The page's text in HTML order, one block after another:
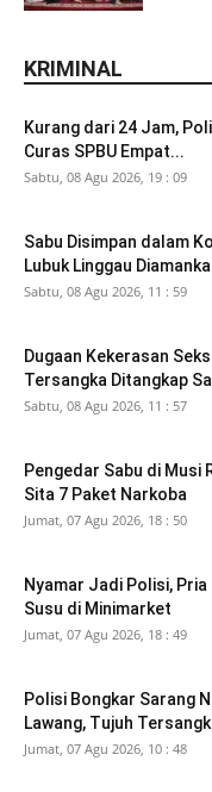
KRIMINAL
Kurang dari 24 Jam,
Curas SPBU Empat...
Sabtu, 08 Agu 2026, 19 : 09
Sabu Disimpan dalam
Lubuk Linggau
Sabtu, 08 Agu 2026, 11 : 59
Dugaan Kekerasan
Tersangka Ditangkap
Sabtu, 08 Agu 2026, 11 : 57
Pengedar Sabu di Musi
Sita 7 Paket Narkoba
Jumat, 07 Agu 2026, 18 : 50
Nyamar Jadi Polisi,
Susu di Minimarket
Jumat, 07 Agu 2026, 18 : 49
Polisi Bongkar Sarang
Lawang, Tujuh
Jumat, 07 Agu 2026, 10 : 48